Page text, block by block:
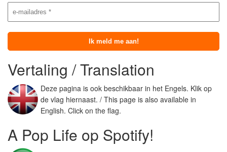
Vertaling / Translation
Deze pagina is ook beschikbaar in het Engels. Klik op
de vlag hiernaast. / This page is also available in
English. Click on the flag.
A Pop Life op Spotify!